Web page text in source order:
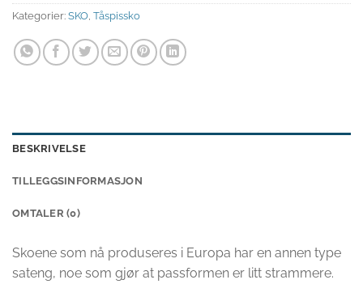
Kategorier: SKO, Tåspissko
BESKRIVELSE
TILLEGGSINFORMASJON
OMTALER (0)
Skoene som nå produseres i Europa har en annen type
sateng, noe som gjør at passformen er litt strammere.